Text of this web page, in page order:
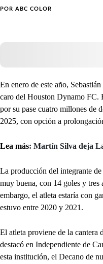
POR ABC COLOR
En enero de este año,
caro del Houston Dynamo FC.
por su pase cuatro millones de
2025, con opción a
Lea más: Martín Silva deja
La producción del integrante
muy buena, con 14 goles y tres
embargo, el atleta estaría con
estuvo entre 2020 y 2021.
El atleta proviene de la
destacó en Independiente de
esta institución, el Decano de